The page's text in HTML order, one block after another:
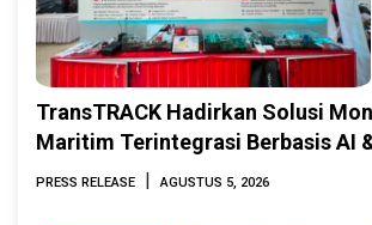
TransTRACK Hadirkan Solusi
Maritim Terintegrasi Berbasis AI
Indonesia Marine & Offshore Expo
PRESS RELEASE | AGUSTUS 5, 2026